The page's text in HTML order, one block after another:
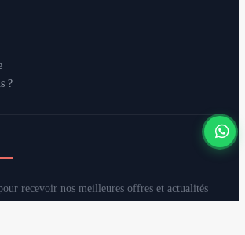
?
recevoir nos meilleures offres et actualités